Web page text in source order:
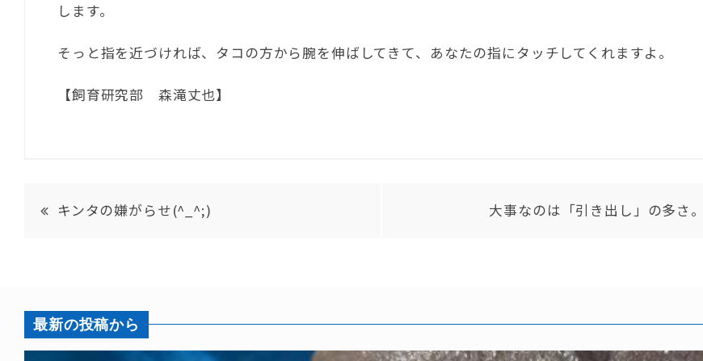
します。
そっと指を近づければ、タコの方から腕を伸ばしてきて、あなたの指にタッチしてくれますよ。
【飼育研究部 森滝丈也】
キンタの嫌がらせ(^_^;) 大事なのは「引き出し」の多さ。
最新の投稿から